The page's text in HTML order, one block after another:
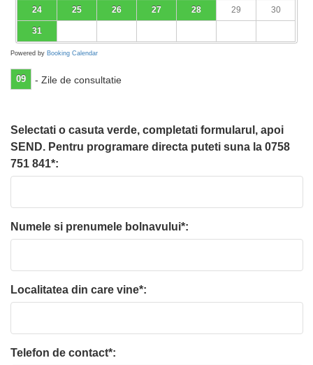
24 25 26 27 28 29 30
31
Powered by Booking Calendar
09 - Zile de consultatie
Selectati o casuta verde, completati formularul, apoi
SEND. Pentru programare directa puteti suna la 0758
751 841*:
Numele si prenumele bolnavului*:
Localitatea din care vine*:
Telefon de contact*: